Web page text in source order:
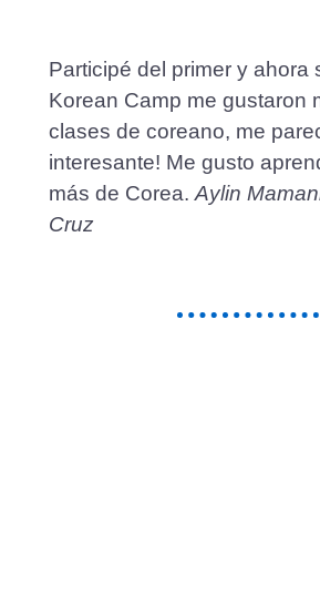
Participé del primer y ahora
Korean Camp me gustaron
clases de coreano, me
interesante! Me gusto
más de Corea.Aylin
Cruz